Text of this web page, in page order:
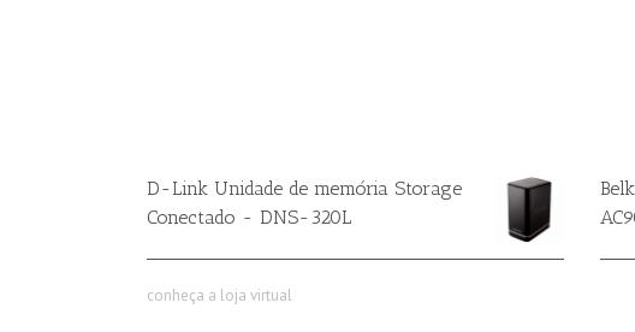
D-Link Unidade de memória Storage
Conectado - DNS-320L
conheça a loja virtual